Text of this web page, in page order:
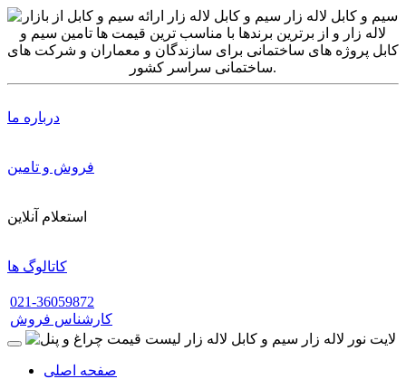
درباره ما
فروش و تامین
استعلام آنلاین
کاتالوگ ها
021-36059872
کارشناس فروش
صفحه اصلی